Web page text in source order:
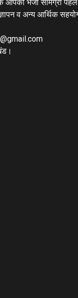
आपकी भेजी सामग्री
व अन्य आर्थिक